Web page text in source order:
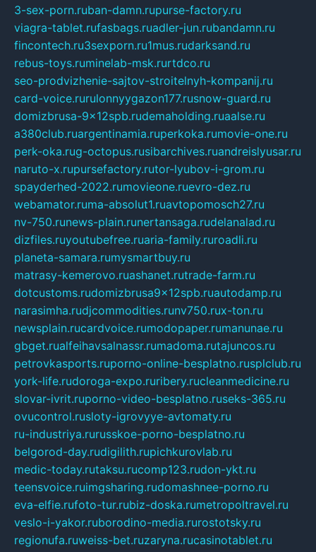
3-sex-porn.ruban-damn.rupurse-factory.ru
viagra-tablet.rufasbags.ruadler-jun.rubandamn.ru
fincontech.ru3sexporn.ru1mus.rudarksand.ru
rebus-toys.ruminelab-msk.rurtdco.ru
seo-prodvizhenie-sajtov-stroitelnyh-kompanij.ru
card-voice.rurulonnyygazon177.rusnow-guard.ru
domizbrusa-9x12spb.rudemaholding.ruaalse.ru
a380club.ruargentinamia.ruperkoka.rumovie-one.ru
perk-oka.rug-octopus.rusibarchives.ruandreislyusar.ru
naruto-x.rupursefactory.rutor-lyubov-i-grom.ru
spayderhed-2022.rumovieone.ruevro-dez.ru
webamator.ruma-absolut1.ruavtopomosch27.ru
nv-750.runews-plain.runertansaga.rudelanalad.ru
dizfiles.ruyoutubefree.ruaria-family.ruroadli.ru
planeta-samara.rumysmartbuy.ru
matrasy-kemerovo.ruashanet.rutrade-farm.ru
dotcustoms.rudomizbrusa9x12spb.ruautodamp.ru
narasimha.rudjcommodities.runv750.rux-ton.ru
newsplain.rucardvoice.rumodopaper.rumanunae.ru
gbget.rualfeihavsalnassr.rumadoma.rutajuncos.ru
petrovkasports.ruporno-online-besplatno.rusplclub.ru
york-life.rudoroga-expo.ruribery.rucleanmedicine.ru
slovar-ivrit.ruporno-video-besplatno.ruseks-365.ru
ovucontrol.rusloty-igrovyye-avtomaty.ru
ru-industriya.rurusskoe-porno-besplatno.ru
belgorod-day.rudigilith.rupichkurovlab.ru
medic-today.rutaksu.rucomp123.rudon-ykt.ru
teensvoice.ruimgsharing.rudomashnee-porno.ru
eva-elfie.rufoto-tur.rubiz-doska.rumetropoltravel.ru
veslo-i-yakor.ruborodino-media.rurostotsky.ru
regionufa.ruweiss-bet.ruzaryna.rucasinotablet.ru